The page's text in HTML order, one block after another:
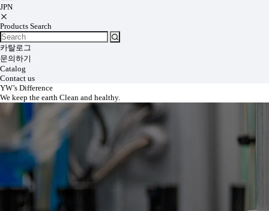
JPN
Products Search
카탈로그
문의하기
Catalog
Contact us
YW’s Difference
We keep the earth Clean and healthy.